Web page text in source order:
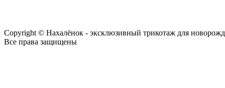
Copyright © Нахалёнок - эксклюзивный трикотаж для
Все права защищены